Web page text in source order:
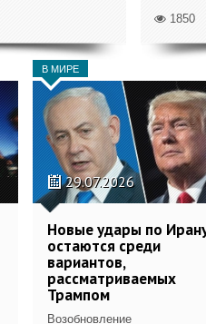
1850
В МИРЕ
29.07.2026
Новые удары по
остаются среди
вариантов,
рассматриваемых
Трампом
Возобновление